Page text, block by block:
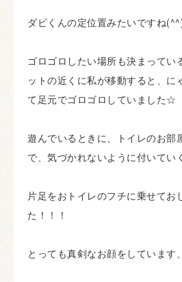
ダビくんの定位置みたいですね
ゴロゴロしたい場所も決まってい
ットの近くに私が移動すると、に
て足元でゴロゴロしていました☆
遊んでいるときに、トイレのお部
で、気づかれないように付いてい
片足をおトイレのフチに乗せてお
た！！！
とっても真剣なお顔をしています